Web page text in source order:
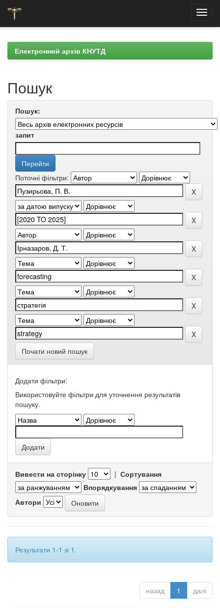
navigationЕлектронний архів КНУТД
Пошук
Пошук:
запит
Поточні фільтри:
Почати новий пошук
Додати фільтри:
Використовуйте фільтри для уточнення результатів
пошуку.
Вивести на сторінку | Сортування
Впорядкування
Автори
Результати 1-1 зі 1.
назад 1 далі